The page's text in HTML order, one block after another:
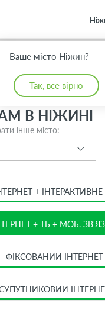
Ваше місто Ніжин?
Так, все вірно
зв'язок
В НІЖИНІ
інше місто:
+ ІНТЕРАКТИВНЕ
+ ТБ + МОБ.
ФІКСОВАНИЙ ІНТЕРНЕТ